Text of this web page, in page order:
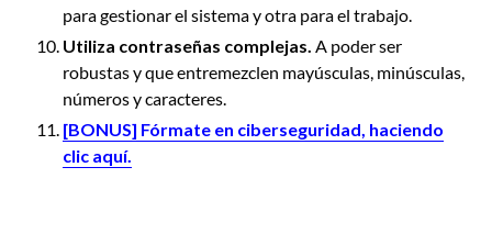
para gestionar el sistema y otra para el trabajo.
Utiliza contraseñas complejas. A poder ser
robustas y que entremezclen mayúsculas, minúsculas,
números y caracteres.
[BONUS] Fórmate en ciberseguridad, haciendo
clic aquí.